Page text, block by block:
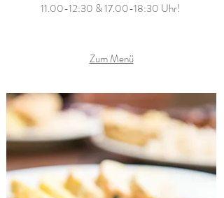
11.00-12:30 & 17.00-18:30 Uhr!
Zum Menü